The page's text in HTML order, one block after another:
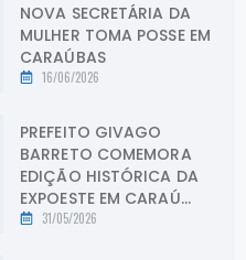
NOVA SECRETÁRIA DA
MULHER TOMA POSSE EM
CARAÚBAS
16/06/2026
PREFEITO GIVAGO
BARRETO COMEMORA
EDIÇÃO HISTÓRICA DA
EXPOESTE EM CARAÚ...
31/05/2026